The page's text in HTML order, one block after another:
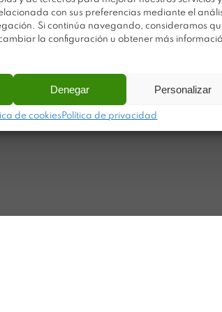
con sus preferencias mediante el
Si continúa navegando, consideramos
la configuración u obtener más
Denegar Personalizar
de cookies Política de privacidad
nosotros